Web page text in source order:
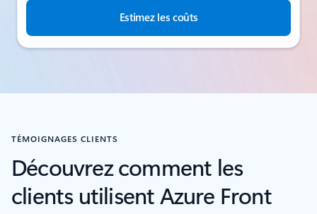
Estimez les coûts
TÉMOIGNAGES CLIENTS
Découvrez comment les
clients utilisent Azure Front